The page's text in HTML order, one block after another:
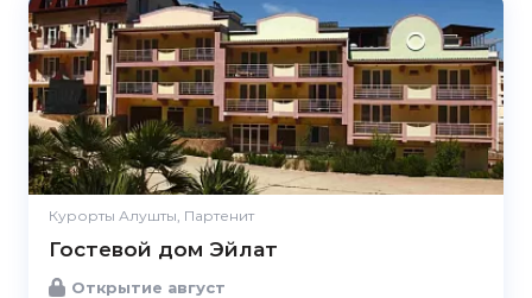
Курорты Алушты, Партенит
Гостевой дом Эйлат
Открытие август